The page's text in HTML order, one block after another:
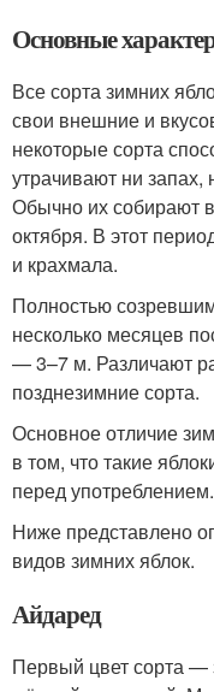
Основные
Все сорта зимних
свои внешние и
некоторые сорта
утрачивают ни
Обычно их собирают
октября. В этот
и крахмала.
Полностью
несколько месяцев
— 3–7 м. Различают
позднезимние сорта.
Основное отличие
в том, что такие
перед употреблением.
Ниже представлено
видов зимних яблок.
Айдаред
Первый цвет сорта —